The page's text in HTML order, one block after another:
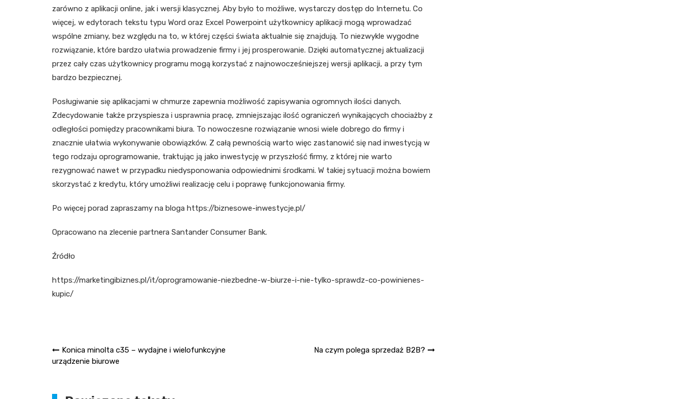
zarówno z aplikacji online, jak i wersji klasycznej. Aby było to możliwe, wystarczy dostęp do Internetu. Co
więcej, w edytorach tekstu typu Word oraz Excel Powerpoint użytkownicy aplikacji mogą wprowadzać
wspólne zmiany, bez względu na to, w której części świata aktualnie się znajdują. To niezwykle wygodne
rozwiązanie, które bardzo ułatwia prowadzenie firmy i jej prosperowanie. Dzięki automatycznej aktualizacji
przez cały czas użytkownicy programu mogą korzystać z najnowocześniejszej wersji aplikacji, a przy tym
bardzo bezpiecznej.
Posługiwanie się aplikacjami w chmurze zapewnia możliwość zapisywania ogromnych ilości danych.
Zdecydowanie także przyspiesza i usprawnia pracę, zmniejszając ilość ograniczeń wynikających chociażby z
odległości pomiędzy pracownikami biura. To nowoczesne rozwiązanie wnosi wiele dobrego do firmy i
znacznie ułatwia wykonywanie obowiązków. Z całą pewnością warto więc zastanowić się nad inwestycją w
tego rodzaju oprogramowanie, traktując ją jako inwestycję w przyszłość firmy, z której nie warto
rezygnować nawet w przypadku niedysponowania odpowiednimi środkami. W takiej sytuacji można bowiem
skorzystać z kredytu, który umożliwi realizację celu i poprawę funkcjonowania firmy.
Po więcej porad zapraszamy na bloga https://biznesowe-inwestycje.pl/
Opracowano na zlecenie partnera Santander Consumer Bank.
Źródło
https://marketingibiznes.pl/it/oprogramowanie-niezbedne-w-biurze-i-nie-tylko-sprawdz-co-powinienes-
kupic/
Nawigacja
Konica minolta c35 – wydajne i wielofunkcyjne
urządzenie biurowe
Na czym polega sprzedaż B2B?